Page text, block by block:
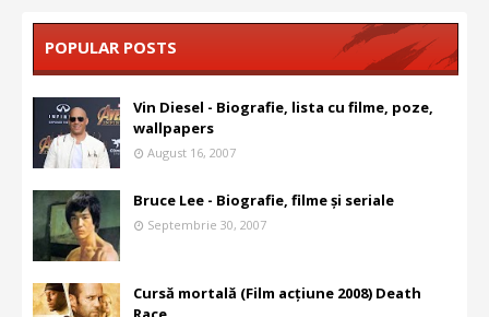
POPULAR POSTS
Vin Diesel - Biografie, lista cu filme, poze,
wallpapers
August 16, 2007
Bruce Lee - Biografie, filme și seriale
Septembrie 30, 2007
Cursă mortală (Film acțiune 2008) Death